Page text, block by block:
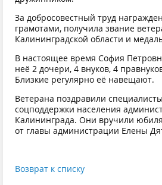
За добросовестный труд
грамотами, получила звание
Калининградской области и
В настоящее время София
неё 2 дочери, 4 внуков, 4
Близкие регулярно её навещают.
Ветерана поздравили
соцподдержки населения
Калининграда. Они вручили
от главы администрации Елены
Возврат к списку